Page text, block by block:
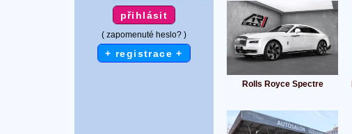
( zapomenuté heslo? )
+ registrace +
Rolls Royce Spectre